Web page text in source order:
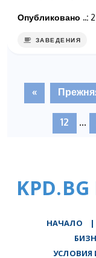
Опубликовано ..:
ЗАВЕДЕНИЯ
«
12 ...
KPD.BG
НАЧАЛО |
УСЛОВИЯ